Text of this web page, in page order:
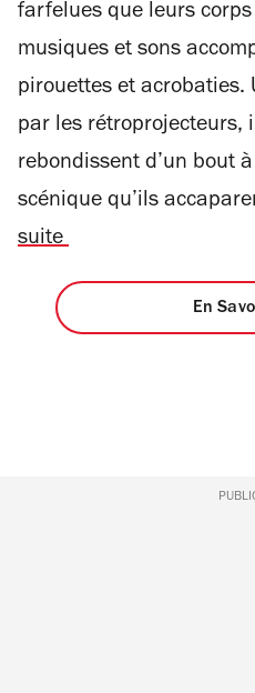
farfelues que leurs
musiques et sons
pirouettes et acrobaties.
par les rétroprojecteurs,
rebondissent d’un bout
scénique qu’ils
suite
En